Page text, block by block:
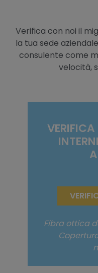
Verifica con noi il
la tua sede
consulente come
velocità,
Fibra ottica